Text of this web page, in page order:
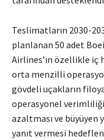
Teslimatların 2030-
planlanan 50 adet
Airlines’ın özellikle iç
orta menzilli
gövdeli uçakların
operasyonel
azaltması ve
yanıt vermesi